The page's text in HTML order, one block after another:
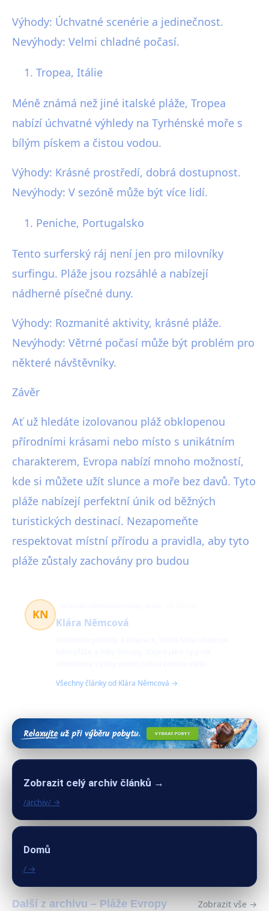
Výhody: Úchvatné scenérie a jedinečnost.
Nevýhody: Velmi chladné počasí.
Tropea, Itálie
Méně známá než jiné italské pláže, Tropea
nabízí úchvatné výhledy na Tyrhénské moře s
bílým pískem a čistou vodou.
Výhody: Krásné prostředí, dobrá dostupnost.
Nevýhody: V sezóně může být více lidí.
Peniche, Portugalsko
Tento surferský ráj není jen pro milovníky
surfingu. Pláže jsou rozsáhlé a nabízejí
nádherné písečné duny.
Výhody: Rozmanité aktivity, krásné pláže.
Nevýhody: Větrné počasí může být problém pro
některé návštěvníky.
Závěr
Ať už hledáte izolovanou pláž obklopenou
přírodními krásami nebo místo s unikátním
charakterem, Evropa nabízí mnoho možností,
kde si můžete užít slunce a moře bez davů. Tyto
pláže nabízejí perfektní únik od běžných
turistických destinací. Nezapomeňte
respektovat místní přírodu a pravidla, aby tyto
pláže zůstaly zachovány pro budou
KN
Klára Němcová
Všechny články od Klára Němcová →
Zobrazit celý archiv článků →
/archiv/ →
Domů
/ →
Další z archivu – Pláže Evropy Zobrazit vše →